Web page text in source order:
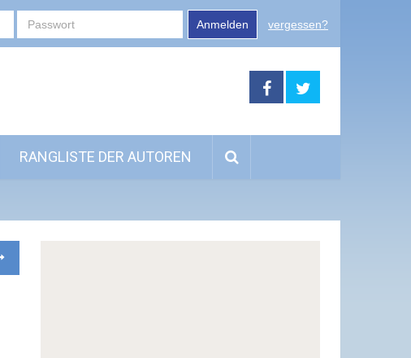
Anmelden vergessen?
RANGLISTE DER AUTOREN